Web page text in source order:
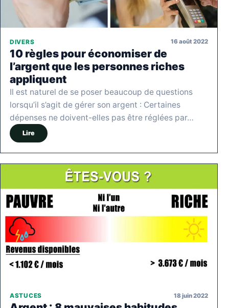
DIVERS 16 août 2022
10 règles pour économiser de
l’argent que les personnes riches
appliquent
Il est naturel de se poser beaucoup de questions
lorsqu’il s’agit de gérer son argent : Certaines
dépenses ne doivent-elles pas être réglées par…
Lire
ASTUCES 18 juin 2022